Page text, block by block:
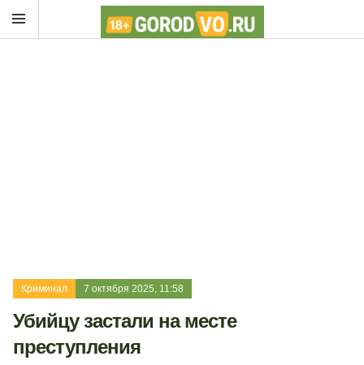
Криминал 7 октября 2025, 11:58
Убийцу застали на месте
преступления